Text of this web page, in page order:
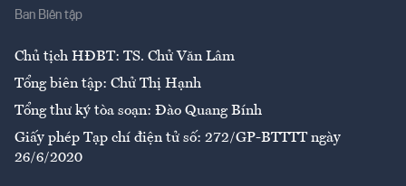
Ban Biên tập
Chủ tịch HĐBT: TS. Chử Văn Lâm
Tổng biên tập: Chử Thị Hạnh
Tổng thư ký tòa soạn: Đào Quang Bính
Giấy phép Tạp chí điện tử số: 272/GP-BTTTT ngày
26/6/2020